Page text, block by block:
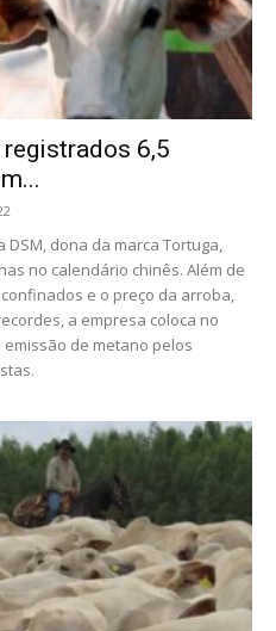
6,5
dona da marca Tortuga,
no calendário chinês. Além de
e o preço da arroba,
a empresa coloca no
de metano pelos